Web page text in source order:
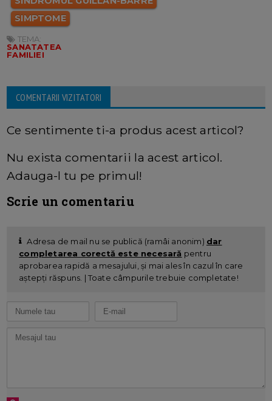
SIMPTOME
TEMA:
SANATATEA
FAMILIEI
COMENTARII VIZITATORI
Ce sentimente ti-a produs acest articol?
Nu exista comentarii la acest articol.
Adauga-l tu pe primul!
Scrie un comentariu
Adresa de mail nu se publică (ramâi anonim) dar
completarea corectă este necesară pentru
aprobarea rapidă a mesajului, și mai ales în cazul în care
aștepți răspuns. | Toate câmpurile trebuie completate!